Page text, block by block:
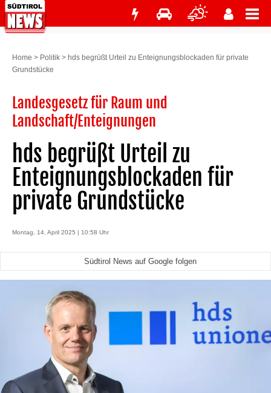
Home > Politik > hds begrüßt Urteil zu Enteignungsblockaden für private
Grundstücke
Landesgesetz für Raum und
Landschaft/Enteignungen
hds begrüßt Urteil zu
Enteignungsblockaden für
private Grundstücke
Montag, 14. April 2025 | 10:58 Uhr
Südtirol News auf Google folgen